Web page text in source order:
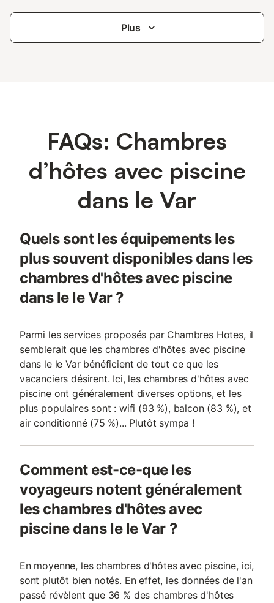
Plus
FAQs: Chambres
d’hôtes avec piscine
dans le Var
Quels sont les équipements les
plus souvent disponibles dans les
chambres d'hôtes avec piscine
dans le le Var ?
Parmi les services proposés par Chambres Hotes, il
semblerait que les chambres d'hôtes avec piscine
dans le le Var bénéficient de tout ce que les
vacanciers désirent. Ici, les chambres d'hôtes avec
piscine ont généralement diverses options, et les
plus populaires sont : wifi (93 %), balcon (83 %), et
air conditionné (75 %)... Plutôt sympa !
Comment est-ce-que les
voyageurs notent généralement
les chambres d'hôtes avec
piscine dans le le Var ?
En moyenne, les chambres d'hôtes avec piscine, ici,
sont plutôt bien notés. En effet, les données de l'an
passé révèlent que 36 % des chambres d'hôtes